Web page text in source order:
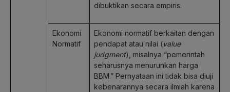
dibuktikan secara empiris.
Ekonomi
Normatif
Ekonomi normatif berkaitan dengan
pendapat atau nilai (value
judgment), misalnya “pemerintah
seharusnya menurunkan harga
BBM.” Pernyataan ini tidak bisa diuji
kebenarannya secara ilmiah karena